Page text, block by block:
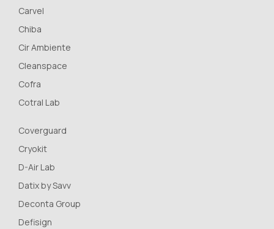
Carvel
Chiba
Cir Ambiente
Cleanspace
Cofra
Cotral Lab
Coverguard
Cryokit
D-Air Lab
Datix by Savv
Deconta Group
Defisign